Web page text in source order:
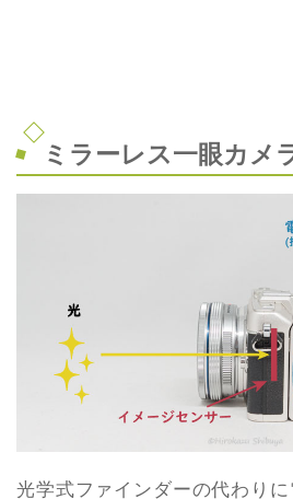
ミラーレス一眼カメ
光学式ファインダーの代わり